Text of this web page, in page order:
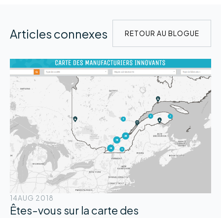
Articles connexes RETOUR AU BLOGUE
14AUG 2018
Êtes-vous sur la carte des